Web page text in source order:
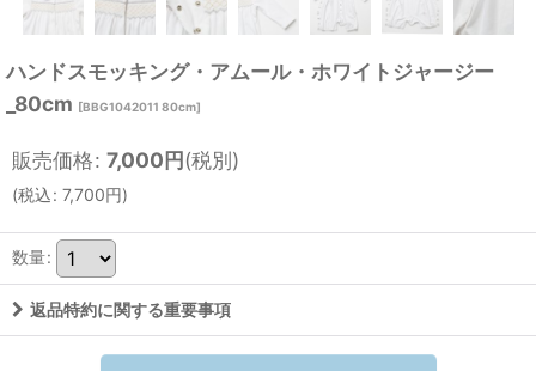
ハンドスモッキング・アムール・ホワイトジャージー
_80cm [BBG1042011 80cm]
販売価格: 7,000円(税別)
(税込: 7,700円)
数量:
返品特約に関する重要事項